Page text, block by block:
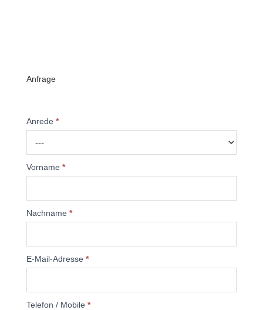
Anfrage
Anrede *
Vorname *
Nachname *
E-Mail-Adresse *
Telefon / Mobile *